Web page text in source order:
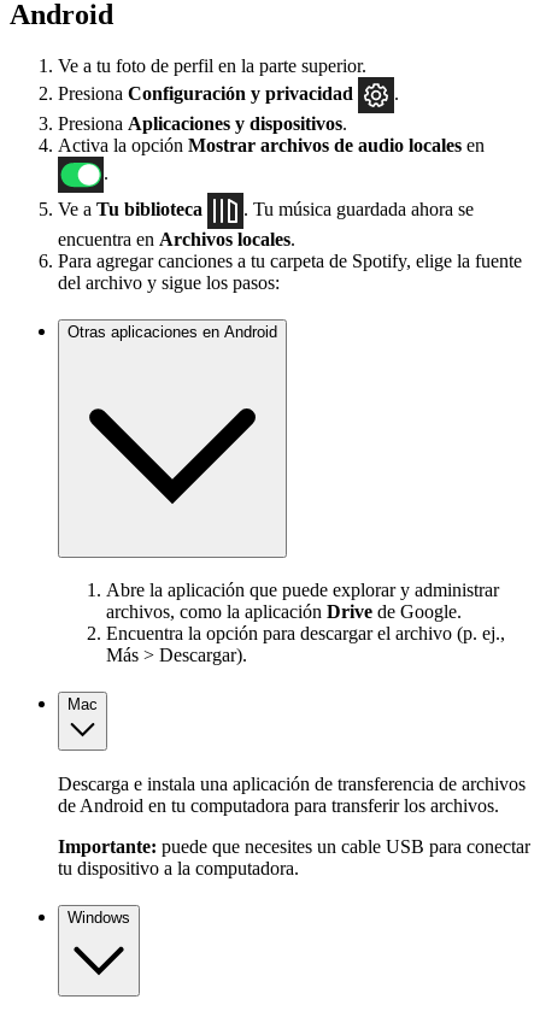
Android
Ve a tu foto de perfil en la parte superior.
Presiona Configuración y privacidad
.
Presiona Aplicaciones y dispositivos.
Activa la opción Mostrar archivos de audio locales en
.
Ve a Tu biblioteca
. Tu música guardada ahora se
encuentra en Archivos locales.
Para agregar canciones a tu carpeta de Spotify, elige la fuente
del archivo y sigue los pasos:
Otras aplicaciones en Android
Abre la aplicación que puede explorar y administrar
archivos, como la aplicación Drive de Google.
Encuentra la opción para descargar el archivo (p. ej.,
Más > Descargar).
Mac
Descarga e instala una aplicación de transferencia de archivos
de Android en tu computadora para transferir los archivos.
Importante: puede que necesites un cable USB para conectar
tu dispositivo a la computadora.
Windows